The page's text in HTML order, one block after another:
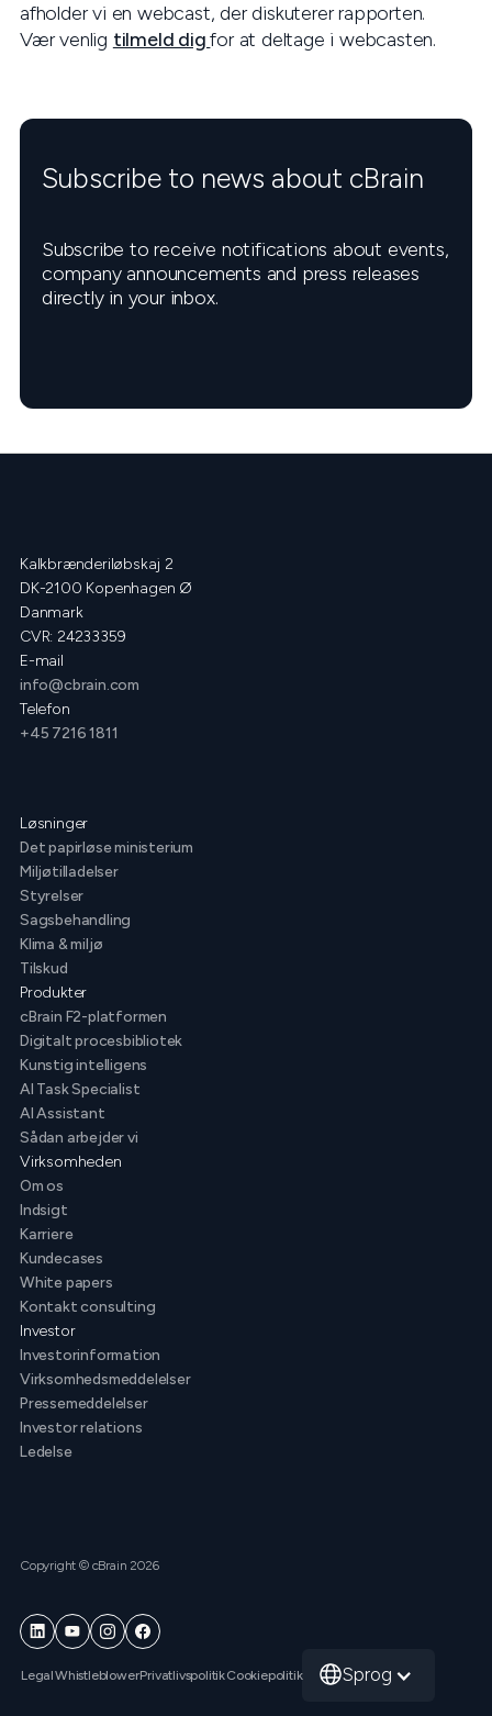
afholder vi en webcast, der diskuterer rapporten.
Vær venlig tilmeld digfor at deltage i webcasten.
Subscribe to news about cBrain
Subscribe to receive notifications about events,
company announcements and press releases
directly in your inbox.
Kalkbrænderiløbskaj 2
DK-2100 Kopenhagen Ø
Danmark
CVR: 24233359
E-mail
info@cbrain.com
Telefon
+45 7216 1811
Løsninger
Det papirløse ministerium
Miljøtilladelser
Styrelser
Sagsbehandling
Klima & miljø
Tilskud
Produkter
cBrain F2-platformen
Digitalt procesbibliotek
Kunstig intelligens
AI Task Specialist
AI Assistant
Sådan arbejder vi
Virksomheden
Om os
Indsigt
Karriere
Kundecases
White papers
Kontakt consulting
Investor
Investorinformation
Virksomhedsmeddelelser
Pressemeddelelser
Investor relations
Ledelse
Copyright © cBrain 2026
LegalWhistleblowerPrivatlivspolitikCookiepolitik Sprog